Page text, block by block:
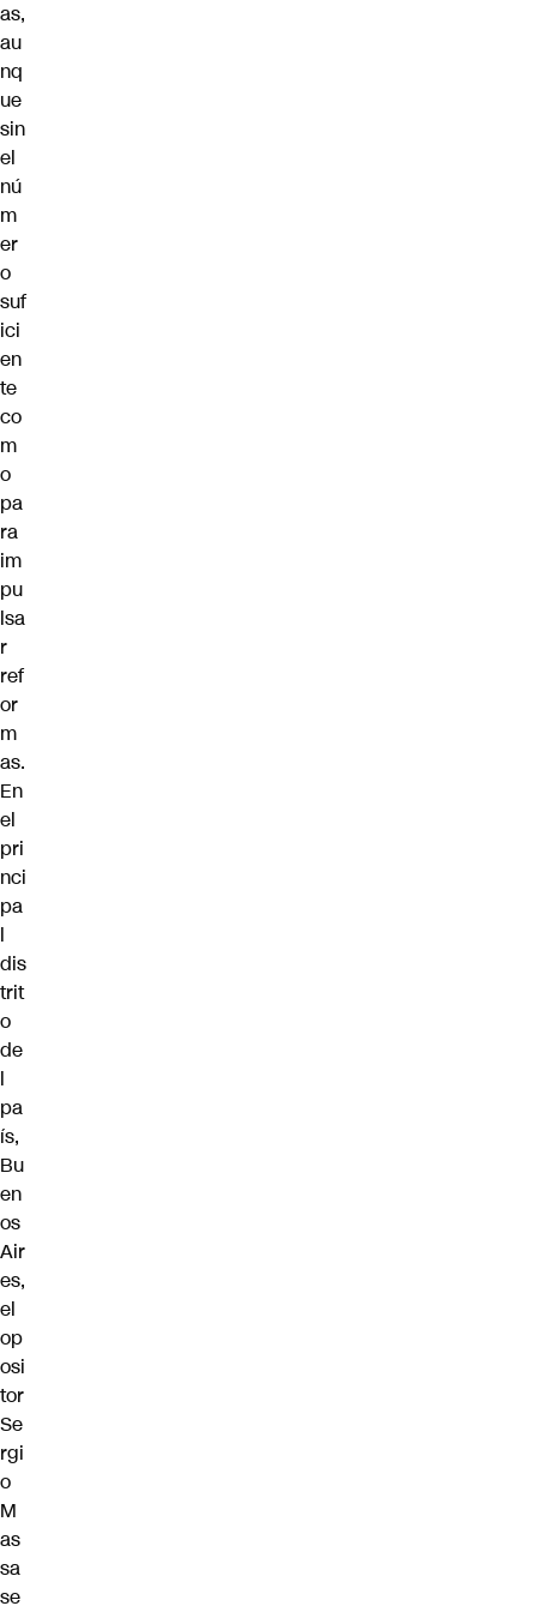
as,
au
nq
ue
sin
el
nú
m
er
o
suf
ici
en
te
co
m
o
pa
ra
im
pu
lsa
r
ref
or
m
as.
En
el
pri
nci
pa
l
dis
trit
o
de
l
pa
ís,
Bu
en
os
Air
es,
el
op
osi
tor
Se
rgi
o
M
as
sa
se